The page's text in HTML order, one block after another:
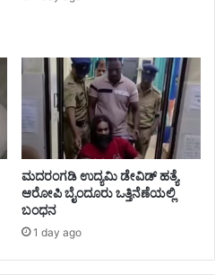
ಮದರಂಗಡಿ ಉದ್ಯಮಿ ಡೇವಿಡ್ ಹತ್ಯೆ
ಆರೋಪಿ ಬೈಂದೂರು ಒತ್ತಿನೆಣೆಯಲ್ಲಿ
ಬಂಧನ
1 day ago